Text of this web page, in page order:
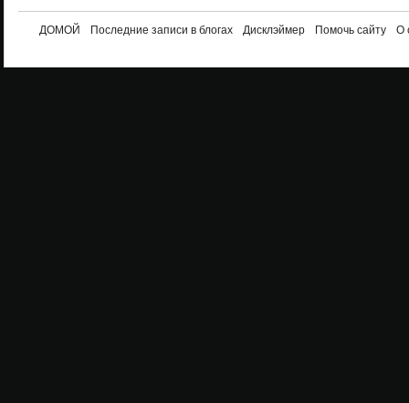
ДОМОЙ Последние записи в блогах Дисклэймер Помочь сайту О